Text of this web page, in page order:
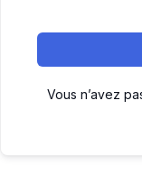
Vous n’avez